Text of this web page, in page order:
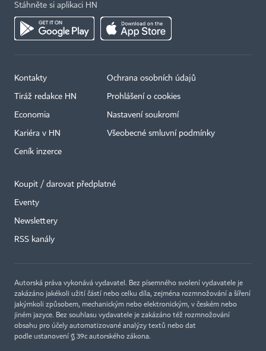
Stáhněte si aplikaci HN
Kontakty
Tiráž redakce HN
Economia
Kariéra v HN
Ceník inzerce
Ochrana osobních údajů
Prohlášení o cookies
Nastavení soukromí
Všeobecné smluvní podmínky
Koupit / darovat předplatné
Eventy
Newslettery
RSS kanály
Autorská práva vykonává vydavatel. Bez písemného svolení vydavatele je
zakázáno jakékoli užití částí nebo celku díla, zejména rozmnožování a šíření
jakýmkoli způsobem, mechanickým nebo elektronickým, v českém nebo
jiném jazyce. Bez souhlasu vydavatele je zakázáno též rozmnožování
obsahu pro účely automatizované analýzy textů nebo dat
podle ustanovení § 39c autorského zákona.